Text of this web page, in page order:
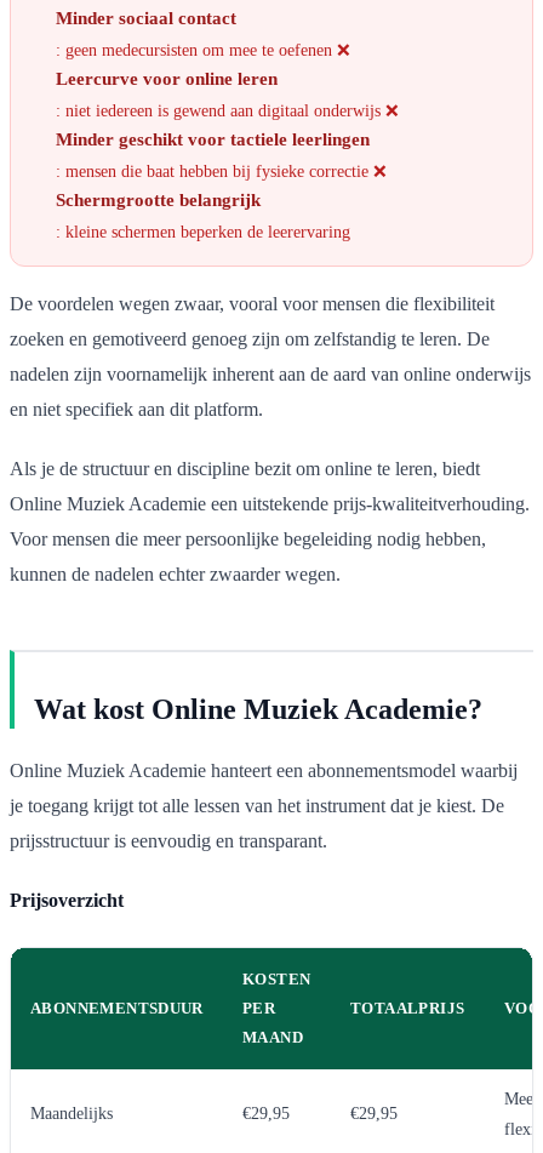
Minder sociaal contact
: geen medecursisten om mee te oefenen ❌
Leercurve voor online leren
: niet iedereen is gewend aan digitaal onderwijs ❌
Minder geschikt voor tactiele leerlingen
: mensen die baat hebben bij fysieke correctie ❌
Schermgrootte belangrijk
: kleine schermen beperken de leerervaring
De voordelen wegen zwaar, vooral voor mensen die flexibiliteit
zoeken en gemotiveerd genoeg zijn om zelfstandig te leren. De
nadelen zijn voornamelijk inherent aan de aard van online onderwijs
en niet specifiek aan dit platform.
Als je de structuur en discipline bezit om online te leren, biedt
Online Muziek Academie een uitstekende prijs-kwaliteitverhouding.
Voor mensen die meer persoonlijke begeleiding nodig hebben,
kunnen de nadelen echter zwaarder wegen.
Wat kost Online Muziek Academie?
Online Muziek Academie hanteert een abonnementsmodel waarbij
je toegang krijgt tot alle lessen van het instrument dat je kiest. De
prijsstructuur is eenvoudig en transparant.
Prijsoverzicht
ABONNEMENTSDUUR
KOSTEN
PER
MAAND
TOTAALPRIJS
Maandelijks €29,95 €29,95